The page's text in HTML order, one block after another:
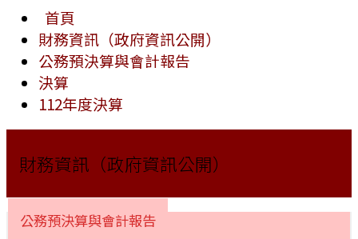
首頁
財務資訊（政府資訊公開）
公務預決算與會計報告
決算
112年度決算
財務資訊（政府資訊公開）
公務預決算與會計報告